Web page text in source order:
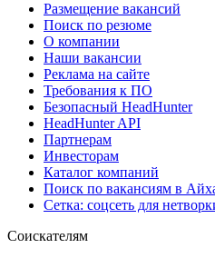
Размещение вакансий
Поиск по резюме
О компании
Наши вакансии
Реклама на сайте
Требования к ПО
Безопасный HeadHunter
HeadHunter API
Партнерам
Инвесторам
Каталог компаний
Поиск по вакансиям в
Сетка: соцсеть для
Соискателям